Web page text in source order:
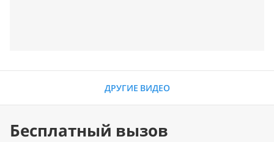
ДРУГИЕ ВИДЕО
Бесплатный вызов